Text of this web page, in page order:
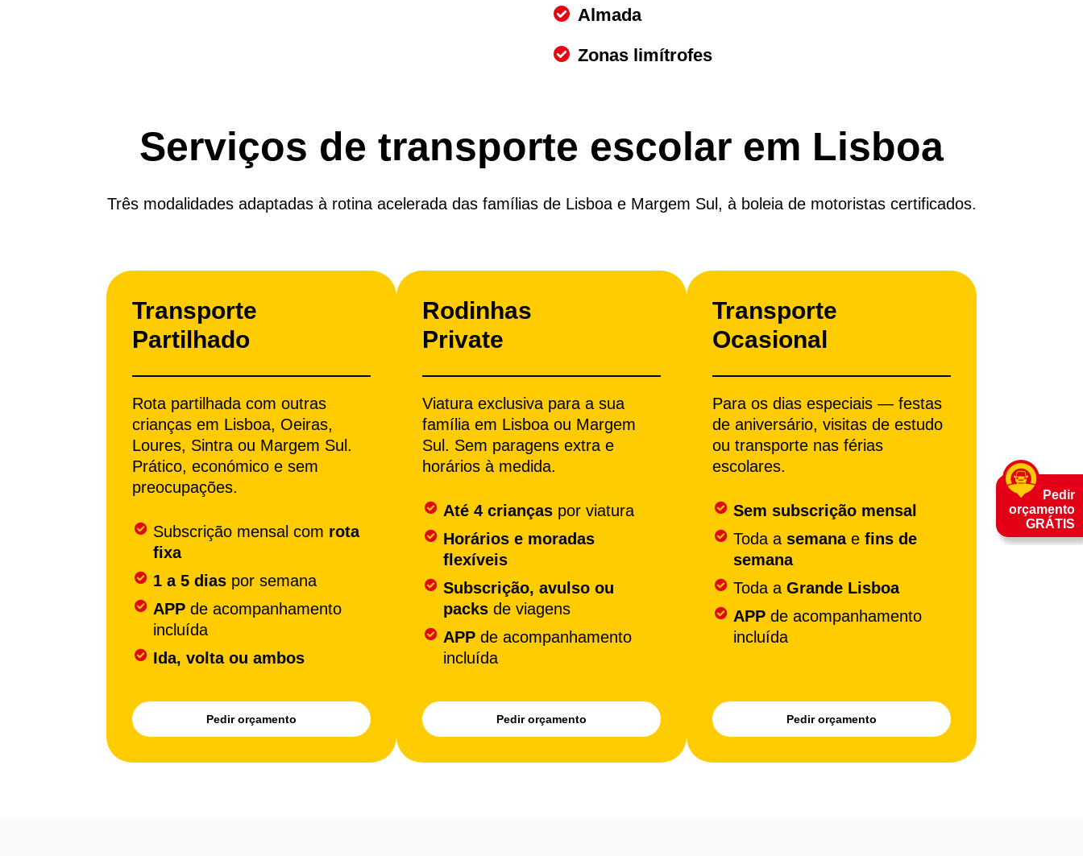
Almada
Zonas limítrofes
Serviços de transporte escolar em Lisboa
Três modalidades adaptadas à rotina acelerada das famílias de Lisboa e Margem Sul, à boleia de motoristas certificados.
Transporte
Partilhado
Rota partilhada com outras
crianças em Lisboa, Oeiras,
Loures, Sintra ou Margem Sul.
Prático, económico e sem
preocupações.
Subscrição mensal com rota
fixa
1 a 5 dias por semana
APP de acompanhamento
incluída
Ida, volta ou ambos
Pedir orçamento
Rodinhas
Private
Viatura exclusiva para a sua
família em Lisboa ou Margem
Sul. Sem paragens extra e
horários à medida.
Até 4 crianças por viatura
Horários e moradas
flexíveis
Subscrição, avulso ou
packs de viagens
APP de acompanhamento
incluída
Pedir orçamento
Transporte
Ocasional
Para os dias especiais — festas
de aniversário, visitas de estudo
ou transporte nas férias
escolares.
Sem subscrição mensal
Toda a semanae fins de
semana
Toda a Grande Lisboa
APPde acompanhamento
incluída
Pedir orçamento
Pedir
orçamento
GRÁTIS